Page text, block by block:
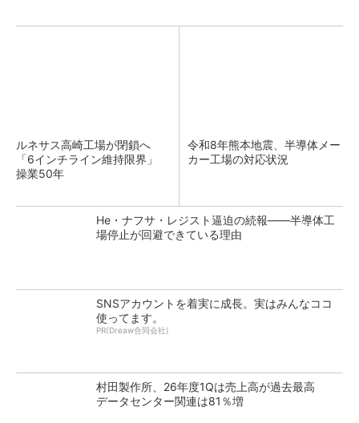
ルネサス高崎工場が閉鎖へ
「6インチライン維持限界」
操業50年
令和8年熊本地震、半導体メー
カー工場の対応状況
He・ナフサ・レジスト逼迫の続報――半導体工
場停止が回避できている理由
SNSアカウントを着実に成長。実はみんなココ
使ってます。
PR(Dreaw合同会社)
村田製作所、26年度1Qは売上高が過去最高
データセンター関連は81％増